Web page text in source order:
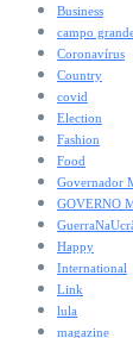
Business
campo
Coronavírus
Country
covid
Election
Fashion
Food
Governador
GOVERNO
Happy
International
Link
lula
magazine